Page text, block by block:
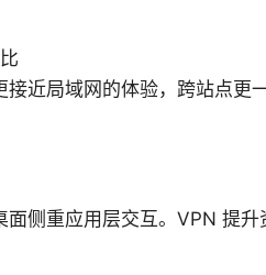
接近局域网的体验，跨站点更
侧重应用层交互。VPN 提